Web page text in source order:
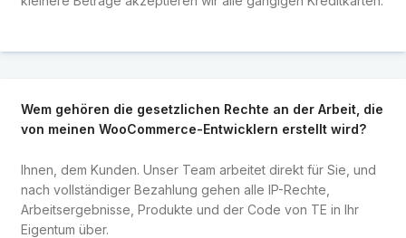
Wem gehören die gesetzlichen Rechte an der Arbeit, die
von meinen WooCommerce-Entwicklern erstellt wird?
Ihnen, dem Kunden. Unser Team arbeitet direkt für Sie, und
nach vollständiger Bezahlung gehen alle IP-Rechte,
Arbeitsergebnisse, Produkte und der Code von TE in Ihr
Eigentum über.